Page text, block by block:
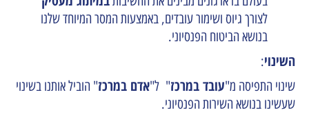
לצורך גיוס ושימור עובדים, באמצעות המסר המיוחד שלנו
בנושא הביטוח הפנסיוני.
השינוי:
שינוי התפיסה מ"עובד במרכז" ל"אדם במרכז" הוביל אותנו בשינוי
שעשינו בנושא השירות הפנסיוני.